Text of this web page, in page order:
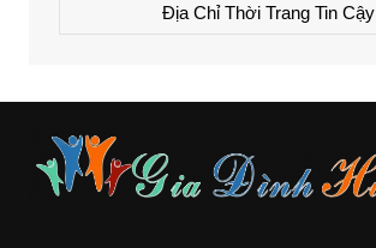
Địa Chỉ Thời Trang Tin Cậy